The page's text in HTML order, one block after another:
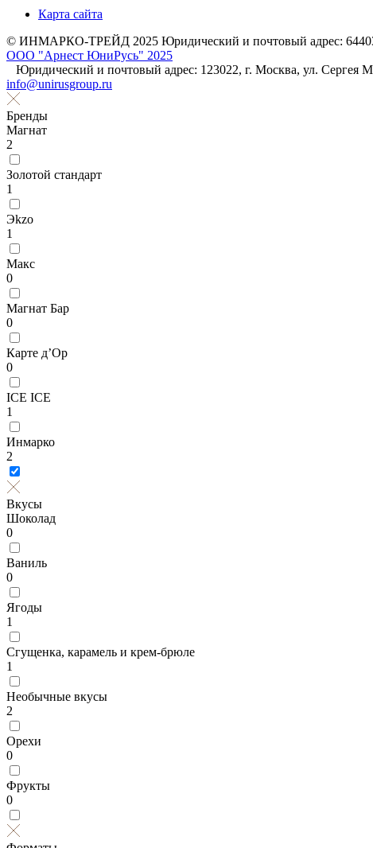
Карта сайта
© ИНМАРКО-ТРЕЙД 2025 Юридический и почтовый адрес:
ООО "Арнест ЮниРусь" 2025
Юридический и почтовый адрес: 123022, г. Москва, ул. Сергея
info@unirusgroup.ru
Бренды
Магнат
2
Золотой стандарт
1
Эkzо
1
Макс
0
Магнат Бар
0
Карте д’Ор
0
ICE ICE
1
Инмарко
2
Вкусы
Шоколад
0
Ваниль
0
Ягоды
1
Сгущенка, карамель и крем-брюле
1
Необычные вкусы
2
Орехи
0
Фрукты
0